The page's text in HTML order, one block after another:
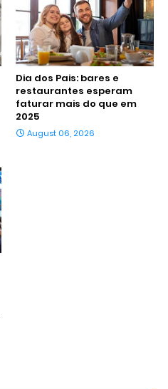
Dia dos Pais: bares e
restaurantes esperam
faturar mais do que em
2025
August 06, 2026